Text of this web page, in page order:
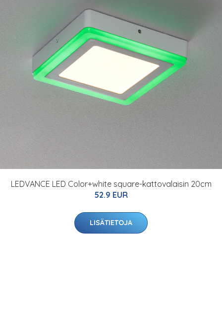
LEDVANCE LED Color+white square-kattovalaisin 20cm
52.9 EUR
LISÄTIETOJA